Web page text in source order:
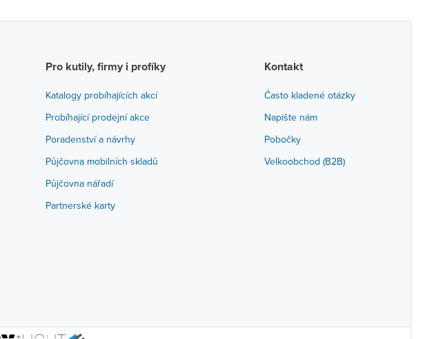
Pro kutily, firmy i profíky
Katalogy probíhajících akcí
Probíhající prodejní akce
Poradenství a návrhy
Půjčovna mobilních skladů
Půjčovna nářadí
Partnerské karty
Kontakt
Často kladené otázky
Napište nám
Pobočky
Velkoobchod (B2B)